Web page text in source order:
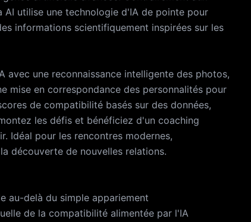
policy Conditions d'utilisation d'Apple
legal/internet-services/itunes/dev/stdeula
utilise une technologie d'IA de pointe pour
informations scientifiquement inspirées sur les
avec une reconnaissance intelligente des photos,
mise en correspondance des personnalités pour
de compatibilité basés sur des données,
les défis et bénéficiez d'un coaching
Idéal pour les rencontres modernes,
découverte de nouvelles relations.
au-delà du simple appariement
de la compatibilité alimentée par l'IA